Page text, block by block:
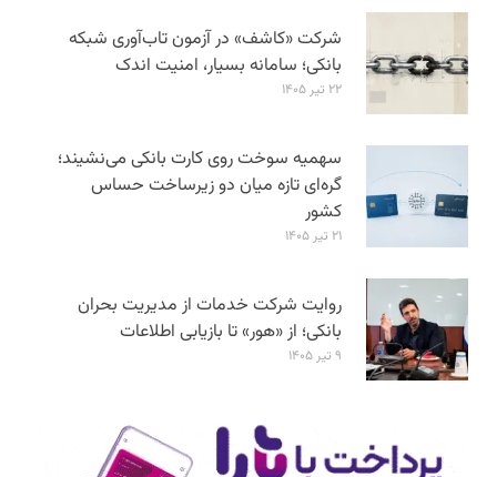
شرکت «کاشف» در آزمون تاب‌آوری شبکه
بانکی؛ سامانه‌ بسیار، امنیت اندک
۲۲ تیر ۱۴۰۵
سهمیه سوخت روی کارت بانکی می‌نشیند؛
گره‌ای تازه میان دو زیرساخت حساس
کشور
۲۱ تیر ۱۴۰۵
روایت شرکت خدمات از مدیریت بحران
بانکی؛ از «هور» تا بازیابی اطلاعات
۹ تیر ۱۴۰۵